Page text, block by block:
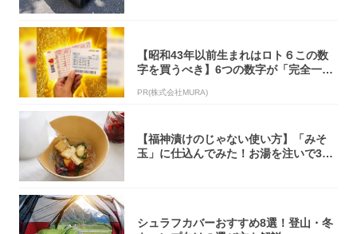
【昭和43年以前生まれはロト６この数
字を買うべき】6つの数字が「完全一
PR(株式会社MURA)
【福神漬けのじゃない使い方】「みそ
玉」に仕込んでみた！お湯を注いで30
シュラフカバーおすすめ8選！登山・冬